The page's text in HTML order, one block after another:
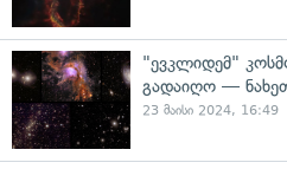
"ევკლიდემ"
გადაიღო —
23 მაისი 2024, 16:49